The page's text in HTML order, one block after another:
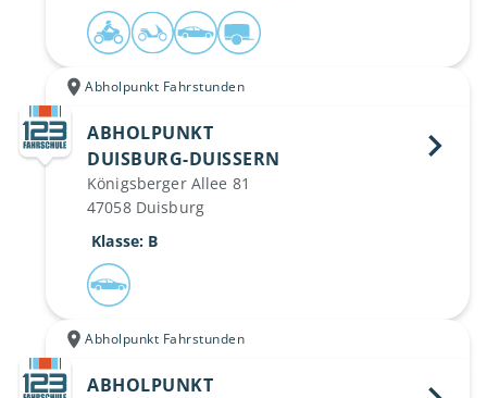
Abholpunkt Fahrstunden
ABHOLPUNKT
DUISBURG-DUISSERN
Königsberger Allee 81
47058 Duisburg
Klasse: B
Abholpunkt Fahrstunden
ABHOLPUNKT